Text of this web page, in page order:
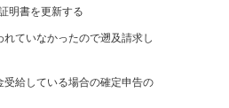
明書を更新する
れていなかったので遡及請求し
受給している場合の確定申告の